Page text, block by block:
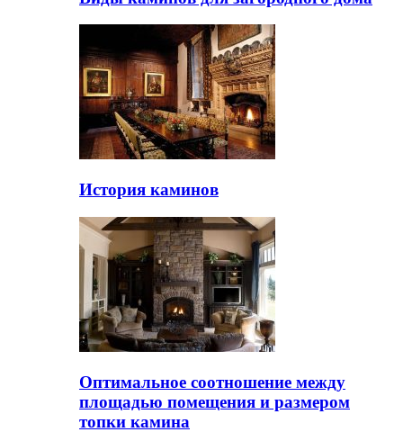
История каминов
Оптимальное соотношение между
площадью помещения и размером
топки камина